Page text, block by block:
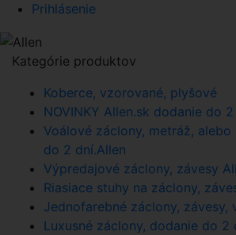
Prihlásenie
Kategórie produktov
Koberce, vzorované, plyšové
NOVINKY Allen.sk dodanie do
Voálové záclony, metráž,
do 2 dní.Allen
Výpredajové záclony, závesy
Riasiace stuhy na záclony,
Jednofarebné záclony, závesy,
Luxusné záclony, dodanie do 2